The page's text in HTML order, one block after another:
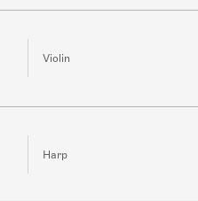
Violin
Harp